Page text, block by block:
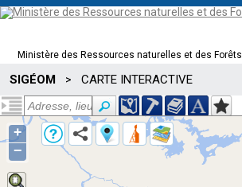
Ministère des Ressources naturelles et des Forêts
SIGÉOM > CARTE INTERACTIVE
+
−